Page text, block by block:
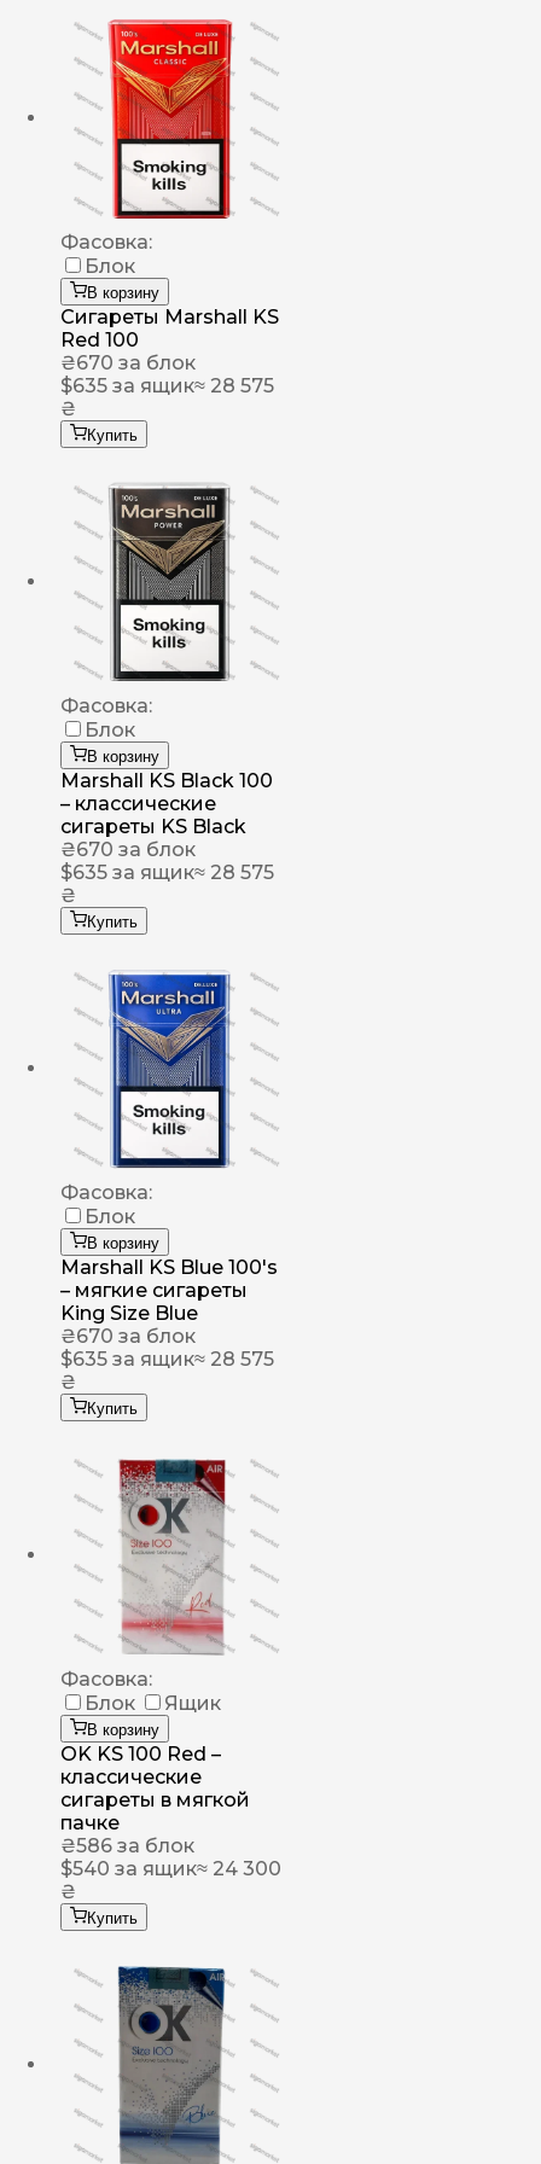
Фасовка:
Блок
В корзину
Сигареты Marshall KS
Red 100
₴670 за блок
$635 за ящик≈ 28 575
₴
Купить
Фасовка:
Блок
В корзину
Marshall KS Black 100
– классические
сигареты KS Black
₴670 за блок
$635 за ящик≈ 28 575
₴
Купить
Фасовка:
Блок
В корзину
Marshall KS Blue 100's
– мягкие сигареты
King Size Blue
₴670 за блок
$635 за ящик≈ 28 575
₴
Купить
Фасовка:
Блок
Ящик
В корзину
OK KS 100 Red –
классические
сигареты в мягкой
пачке
₴586 за блок
$540 за ящик≈ 24 300
₴
Купить